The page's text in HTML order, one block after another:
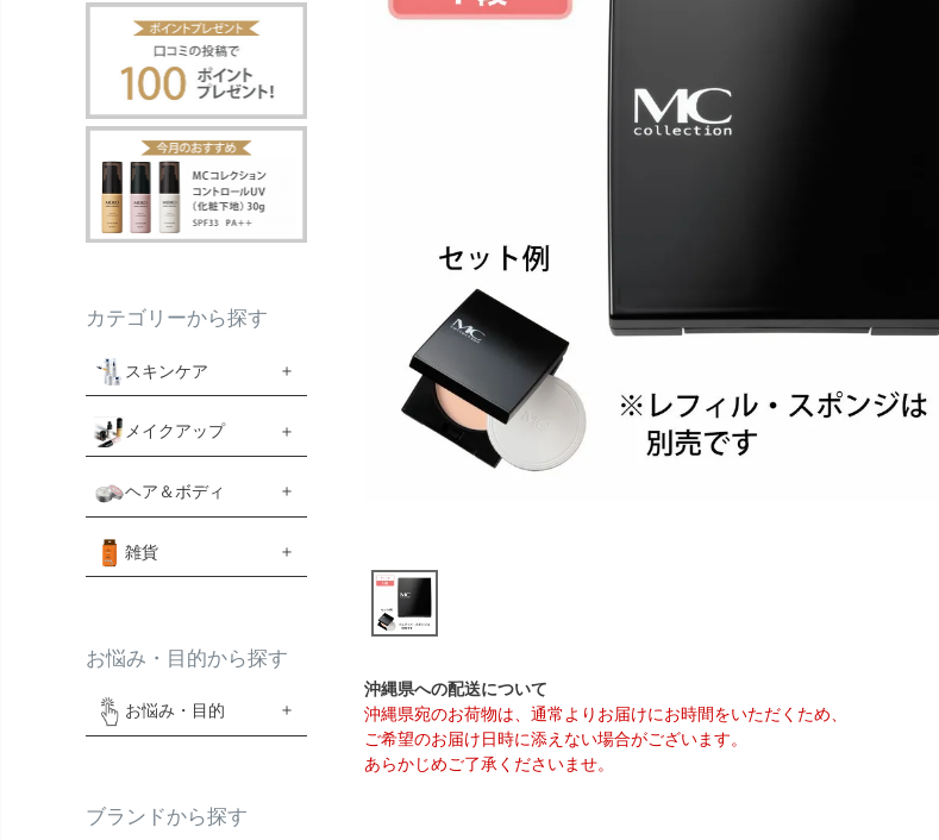
カテゴリーから探す
スキンケア
メイクアップ
ヘア＆ボディ
雑貨
お悩み・目的から探す
お悩み・目的
ブランドから探す
沖縄県への配送について
沖縄県宛のお荷物は、通常よりお届けにお時間をいただくため、
ご希望のお届け日時に添えない場合がございます。
あらかじめご了承くださいませ。